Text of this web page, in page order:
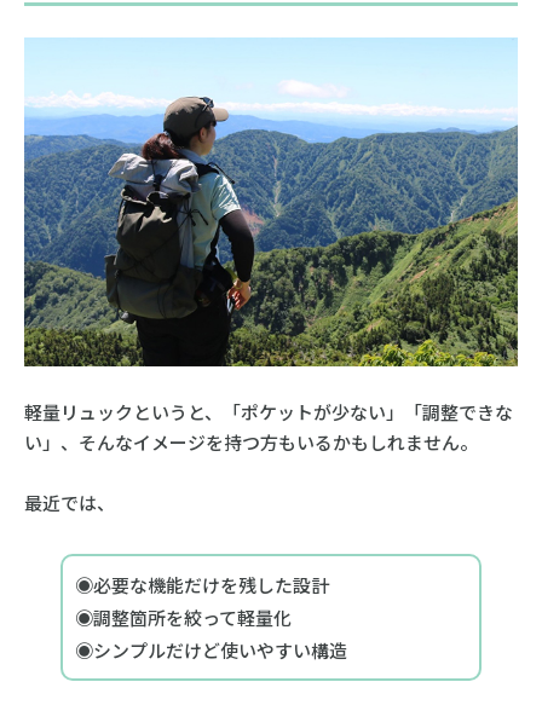
軽量リュックというと、「ポケットが少ない」「調整できな
い」、そんなイメージを持つ方もいるかもしれません。
最近では、
◉必要な機能だけを残した設計
◉調整箇所を絞って軽量化
◉シンプルだけど使いやすい構造